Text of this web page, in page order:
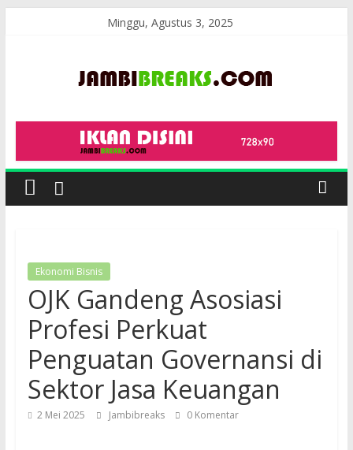
Minggu, Agustus 3, 2025
JambiBreaks
Ekonomi Bisnis
OJK Gandeng Asosiasi
Profesi Perkuat
Penguatan Governansi di
Sektor Jasa Keuangan
2 Mei 2025 Jambibreaks 0 Komentar